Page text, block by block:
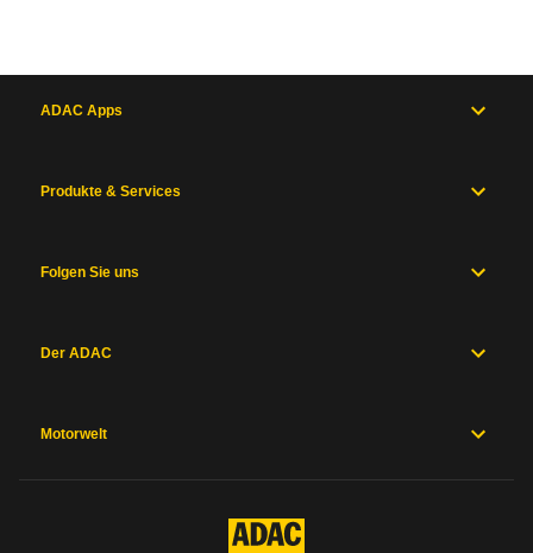
ADAC Apps
Produkte & Services
Folgen Sie uns
Der ADAC
Motorwelt